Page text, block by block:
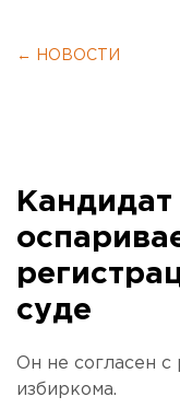
← НОВОСТИ
суде
Он не согласен
избиркома.